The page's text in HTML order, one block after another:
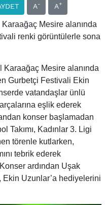
A- A+
Mesire alanında
renki görüntülerle sona
Karaağaç Mesire alanında
Gurbetçi Festivali Ekin
vatandaşlar ünlü
eşlik ederek
konser başlamadan
Takımı, Kadınlar 3. Ligi
törenle kutlarken,
tebrik ederek
ardından Uşak
Ekin Uzunlar’a hediyelerini